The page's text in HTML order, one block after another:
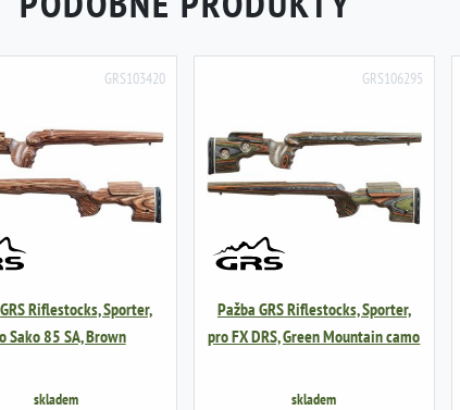
GRS103420
Riflestocks, Sporter,
Sako 85 SA, Brown
skladem
GRS106295
Pažba GRS Riflestocks, Sporter,
pro FX DRS, Green Mountain camo
skladem